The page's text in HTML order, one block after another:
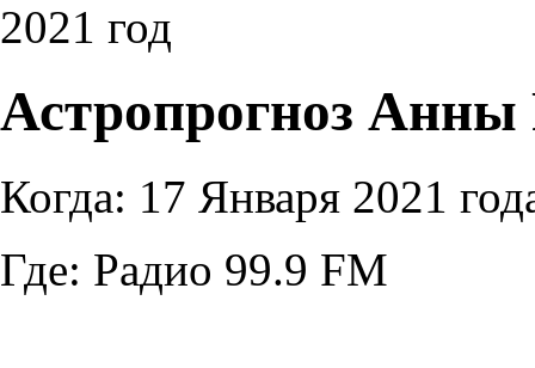
2021 год
Астропрогноз Анны
Когда: 17 Января 2021
Где: Радио 99.9 FM